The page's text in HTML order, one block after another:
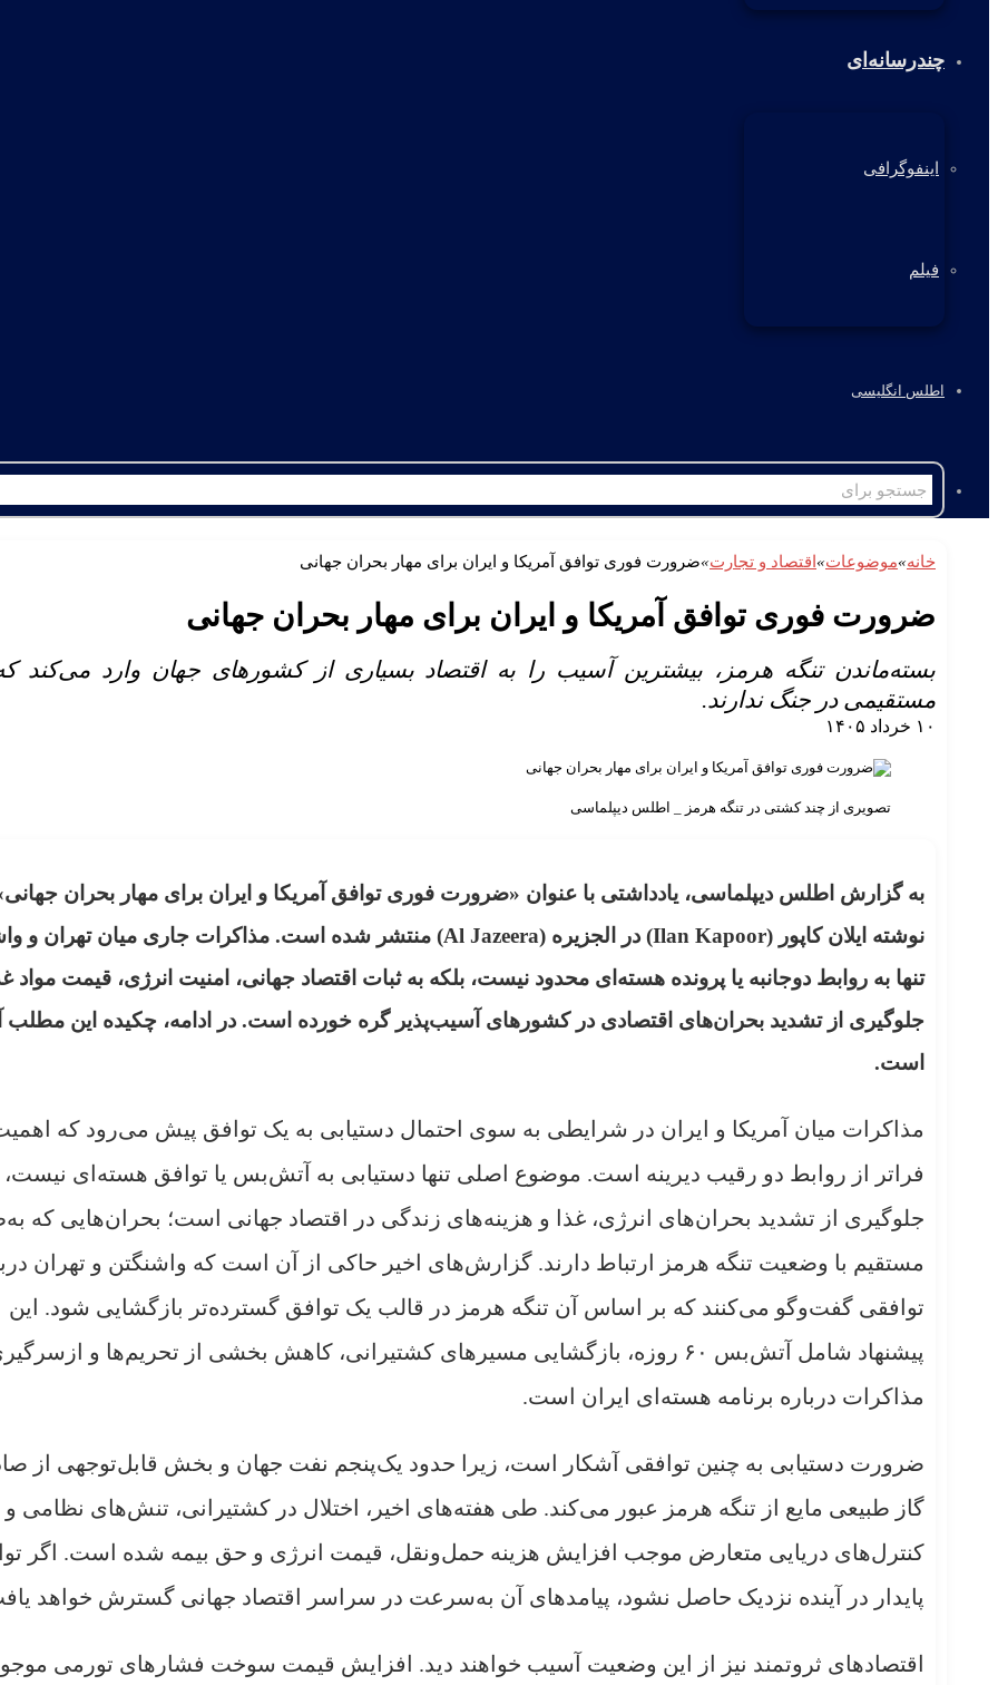
چندرسانه‌ای
اینفوگرافی
فیلم
اطلس انگلیسی
خانه»موضوعات» اقتصاد و تجارت»ضرورت فوری توافق آمریکا و ایران برای مهار بحران جهانی
ضرورت فوری توافق آمریکا و ایران برای مهار بحران جهانی
بسته‌ماندن تنگه هرمز، بیشترین آسیب را به اقتصاد بسیاری از کشورهای جهان وارد می‌کند
مستقیمی در جنگ ندارند.
۱۰ خرداد ۱۴۰۵
تصویری از چند کشتی در تنگه هرمز _ اطلس دیپلماسی
به گزارش اطلس دیپلماسی، یادداشتی با عنوان «ضرورت فوری توافق آمریکا و ایران برای مهار بحران
نوشته ایلان کاپور (Ilan Kapoor) در الجزیره (Al Jazeera)
منتشر شده است. مذاکرات جاری میان تهران و
تنها به روابط دوجانبه یا پرونده هسته‌ای محدود نیست، بلکه به ثبات اقتصاد جهانی، امنیت انرژی، قیمت مواد
جلوگیری از تشدید بحران‌های اقتصادی در کشورهای آسیب‌پذیر گره خورده است. در ادامه، چکیده این مطلب
است.
مذاکرات میان آمریکا و ایران در شرایطی به سوی احتمال دستیابی به یک توافق پیش می‌رود که
فراتر از روابط دو رقیب دیرینه است. موضوع اصلی تنها دستیابی به آتش‌بس یا توافق هسته‌ای نیست،
جلوگیری از تشدید بحران‌های انرژی، غذا و هزینه‌های زندگی در اقتصاد جهانی است؛ بحران‌هایی که
مستقیم با وضعیت تنگه هرمز ارتباط دارند. گزارش‌های اخیر حاکی از آن است که واشنگتن و تهران
توافقی گفت‌وگو می‌کنند که بر اساس آن تنگه هرمز در قالب یک توافق گسترده‌تر بازگشایی شود. این
پیشنهاد شامل آتش‌بس ۶۰ روزه، بازگشایی مسیرهای کشتیرانی، کاهش بخشی از تحریم‌ها و
مذاکرات درباره برنامه هسته‌ای ایران است.
ضرورت دستیابی به چنین توافقی آشکار است، زیرا حدود یک‌پنجم نفت جهان و بخش قابل‌توجهی از
گاز طبیعی مایع از تنگه هرمز عبور می‌کند. طی هفته‌های اخیر، اختلال در کشتیرانی، تنش‌های نظامی و
کنترل‌های دریایی متعارض موجب افزایش هزینه حمل‌ونقل، قیمت انرژی و حق بیمه شده است. اگر
پایدار در آینده نزدیک حاصل نشود، پیامدهای آن به‌سرعت در سراسر اقتصاد جهانی گسترش خواهد
اقتصادهای ثروتمند نیز از این وضعیت آسیب خواهند دید. افزایش قیمت سوخت فشارهای تورمی